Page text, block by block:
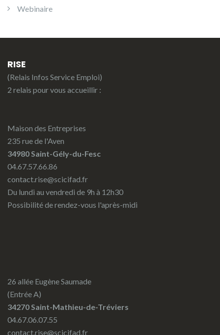
Webinaire
RISE
(Relais Infos Service Emploi)
2 relais pour vous accueillir :
Maison des Entreprises
235 rue de l'Aven
34980 Saint-Gély-du-Fesc
04.67.57.66.86
contact.rise@scicifad.fr
Du lundi au vendredi de 9h à 12h30
Possibilité de rendez-vous l'après-midi
26 allée Eugène Saumade
(Entrée A)
34270 Saint-Mathieu-de-Tréviers
04.67.06.07.55
contact.rise@scicifad.fr